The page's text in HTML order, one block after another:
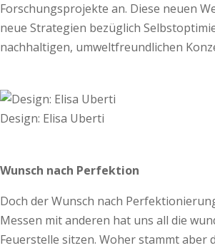
Forschungsprojekte an. Diese neuen
neue Strategien bezüglich
nachhaltigen, umweltfreundlichen
Design: Elisa Uberti
Wunsch nach Perfektion
Doch der Wunsch nach
Messen mit anderen hat uns all die
Feuerstelle sitzen. Woher stammt